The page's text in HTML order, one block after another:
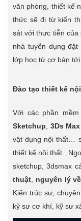
văn phòng, thiết kế
thức sẽ đi từ kiến
sát với thực tiễn của
nhà tuyển dụng
lớp học từ cơ bản
Đào tạo thiết kế
Với các phần
Sketchup
3Ds Max
vật dụng nội thất…
thiết kế nội thất .
sketchup, 3dsmax
thuật
nguyên lý
Kiến trúc sư,
kỹ sư cơ khí, kỹ sư